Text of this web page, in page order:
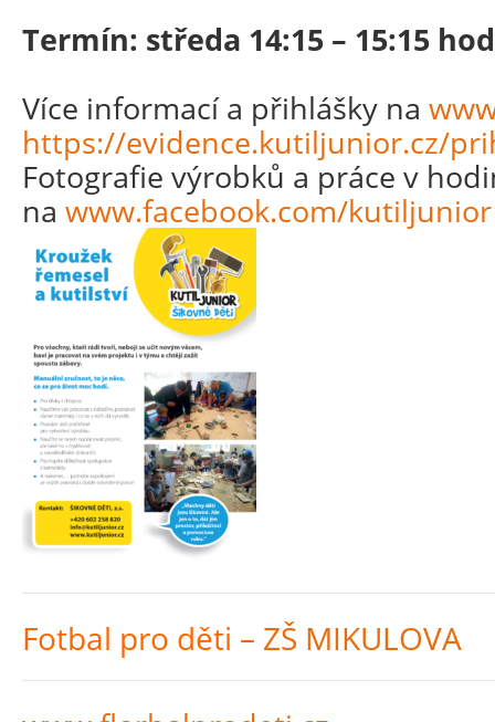
Termín: středa 14:15 – 15:15
Více informací a přihlášky na
https://evidence.kutiljunior.cz/
Fotografie výrobků a práce v
na www.facebook.com/kutiljunior
Fotbal pro děti – ZŠ MIKULOVA